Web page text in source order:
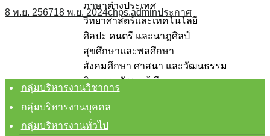
ภาษาต่างประเทศ
วิทยาศาสตร์และเทคโนโลยี
ศิลปะ ดนตรี และนาฎศิลป์
สุขศึกษาและพลศึกษา
สังคมศึกษา ศาสนา และวัฒนธรรม
กิจกรรมพัฒนาผู้เรียน
โรงเรียนสุจริต
การบริหารงานและการจ่ายงบประมาณ
แผนปฏิบัติการ
8 พ.ย. 256718 พ.ย. 2024chps.adminประกาศ
กลุ่มบริหารงานวิชาการ
กลุ่มบริหารงานบุคคล
กลุ่มบริหารงานทั่วไป